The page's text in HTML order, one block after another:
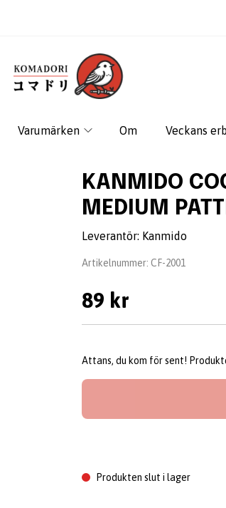
Varumärken Om Veckans
KANMIDO
MEDIUM
Leverantör: Kanmido
Artikelnummer: CF-2001
89 kr
Attans, du kom för sent!
Produkten slut i lager